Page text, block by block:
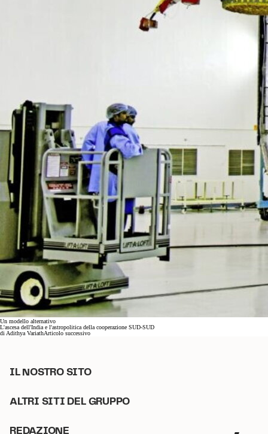
Un modello alternativo
L'ascesa dell'India e l'astropolitica della cooperazione SUD-SUD
di Adithya VariathArticolo successivo
IL NOSTRO SITO
ALTRI SITI DEL GRUPPO
REDAZIONE